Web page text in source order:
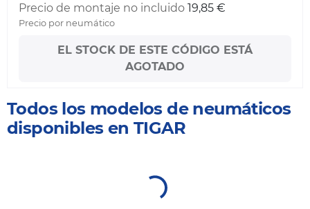
Precio de montaje no incluido 19,85 €
Precio por neumático
EL STOCK DE ESTE CÓDIGO ESTÁ
AGOTADO
Todos los modelos de neumáticos
disponibles en TIGAR